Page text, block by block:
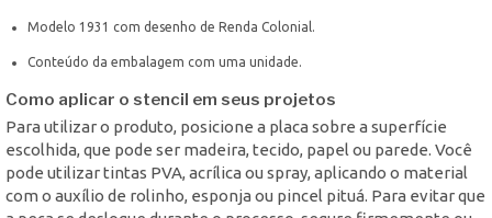
Modelo 1931 com desenho de Renda Colonial.
Conteúdo da embalagem com uma unidade.
Como aplicar o stencil em seus projetos
Para utilizar o produto, posicione a placa sobre a superfície
escolhida, que pode ser madeira, tecido, papel ou parede. Você
pode utilizar tintas PVA, acrílica ou spray, aplicando o material
com o auxílio de rolinho, esponja ou pincel pituá. Para evitar que